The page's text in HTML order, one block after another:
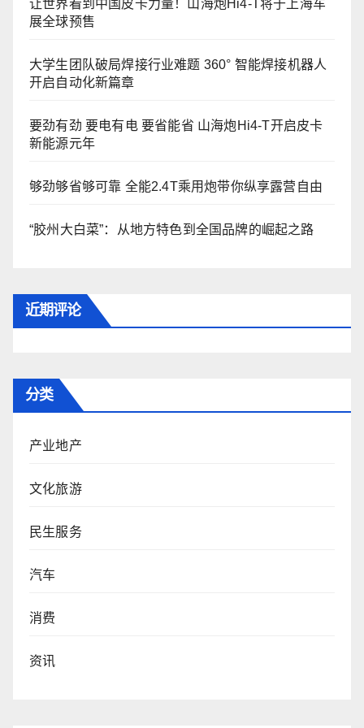
让世界看到中国皮卡力量！山海炮Hi4-T将于上海车
展全球预售
大学生团队破局焊接行业难题 360° 智能焊接机器人
开启自动化新篇章
要劲有劲 要电有电 要省能省 山海炮Hi4-T开启皮卡
新能源元年
够劲够省够可靠 全能2.4T乘用炮带你纵享露营自由
“胶州大白菜”：从地方特色到全国品牌的崛起之路
近期评论
分类
产业地产
文化旅游
民生服务
汽车
消费
资讯